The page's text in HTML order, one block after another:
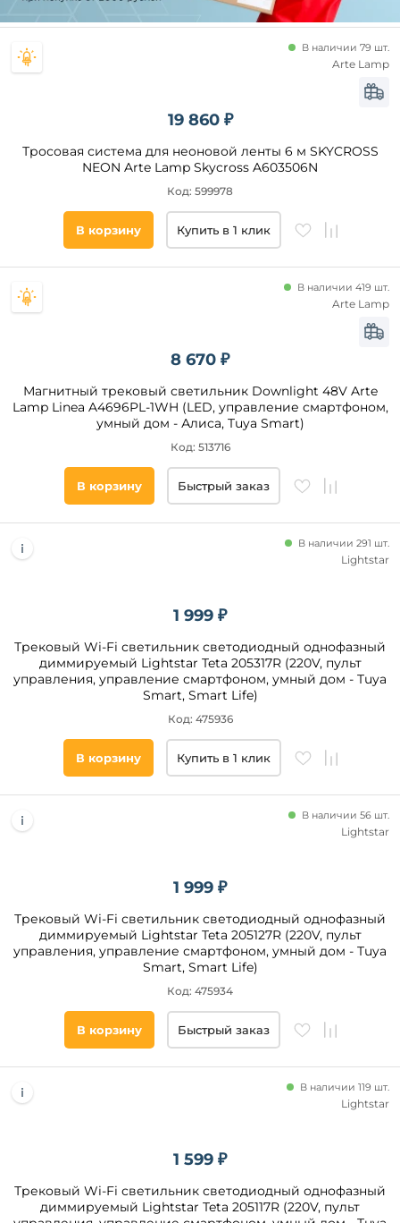
19 860 ₽
Тросовая система для неоновой ленты 6 м SKYCROSS
NEON Arte Lamp Skycross A603506N
В наличии 79 шт.
Код: 599978
Arte Lamp
В корзину Купить в 1 клик
8 670 ₽
Магнитный трековый светильник Downlight 48V Arte
Lamp Linea A4696PL-1WH (LED, управление смартфоном,
умный дом - Алиса, Tuya Smart)
В наличии 419 шт.
Код: 513716
Arte Lamp
В корзину Быстрый заказ
1 999 ₽
Трековый Wi-Fi светильник светодиодный однофазный
диммируемый Lightstar Teta 205317R (220V, пульт
управления, управление смартфоном, умный дом - Tuya
Smart, Smart Life)
В наличии 291 шт.
Код: 475936
Lightstar
В корзину Купить в 1 клик
1 999 ₽
Трековый Wi-Fi светильник светодиодный однофазный
диммируемый Lightstar Teta 205127R (220V, пульт
управления, управление смартфоном, умный дом - Tuya
Smart, Smart Life)
В наличии 56 шт.
Код: 475934
Lightstar
В корзину Быстрый заказ
1 599 ₽
Трековый Wi-Fi светильник светодиодный однофазный
диммируемый Lightstar Teta 205117R (220V, пульт
В наличии 119 шт.
Lightstar